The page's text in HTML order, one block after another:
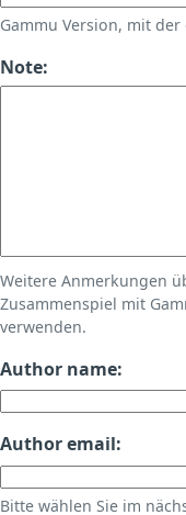
Gammu Version, mit
Note:
Weitere Anmerkungen
Zusammenspiel mit
verwenden.
Author name:
Author email:
Bitte wählen Sie im